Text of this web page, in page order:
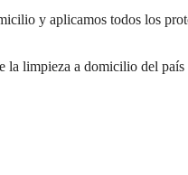
y aplicamos todos los
la limpieza a domicilio del país